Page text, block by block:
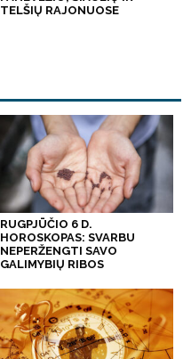
TELŠIŲ RAJONUOSE
RUGPJŪČIO 6 D.
HOROSKOPAS: SVARBU
NEPERŽENGTI SAVO
GALIMYBIŲ RIBOS